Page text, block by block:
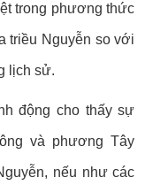
trong phương thức
triều Nguyễn so với
lịch sử.
động cho thấy sự
và phương Tây
nếu như các